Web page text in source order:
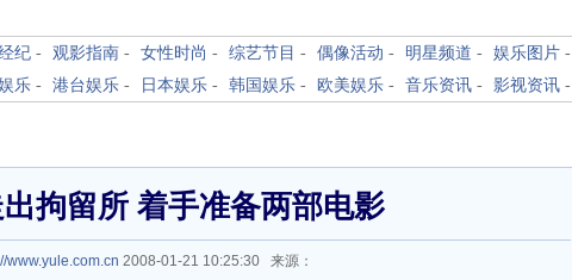
纪 - 观影指南 - 女性时尚 - 综艺节目 - 偶像活动 - 明星频道 - 娱乐图片 -
乐 - 港台娱乐 - 日本娱乐 - 韩国娱乐 - 欧美娱乐 - 音乐资讯 - 影视资讯 -
拘留所 着手准备两部电影
www.yule.com.cn 2008-01-21 10:25:30 来源：